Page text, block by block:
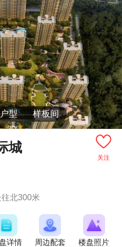
户型 样板间
关注
城
北300米
详情 周边配套 楼盘照片